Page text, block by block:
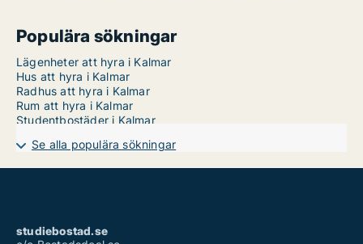
Populära sökningar
Lägenheter att hyra i Kalmar
Hus att hyra i Kalmar
Radhus att hyra i Kalmar
Rum att hyra i Kalmar
Studentbostäder i Kalmar
Se alla populära sökningar
studiebostad.se